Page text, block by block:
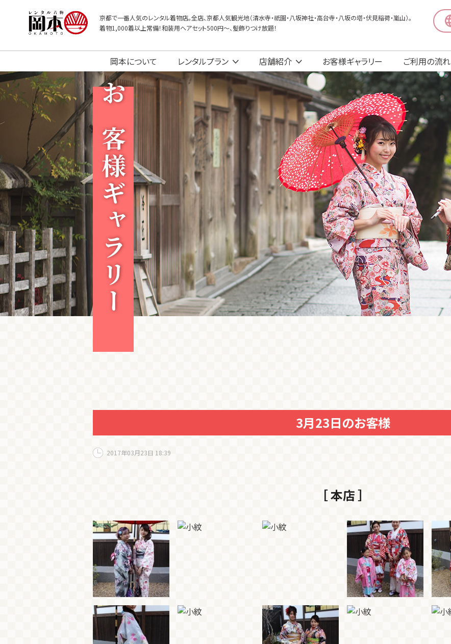
京都で一番人気のレンタル着物店。全店、京都人気観光地（清水寺・祇園・八坂神社・高台寺・八坂の塔・伏見稲荷・嵐山）。
着物1,000着以上常備！和装用ヘアセット500円〜、髪飾りつけ放題！
岡本について レンタルプラン 店舗紹介 お客様ギャラリー ご利用の流れ
お客様ギャラリー
3月23日のお客様
2017年03月23日 18:39
［ 本店 ］